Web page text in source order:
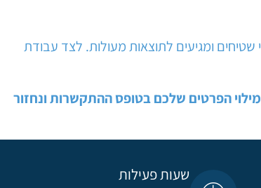
שטיחים ומגיעים לתוצאות מעולות. לצד עבודת
הפרטים שלכם בטופס ההתקשרות ונחזור
שעות פעילות